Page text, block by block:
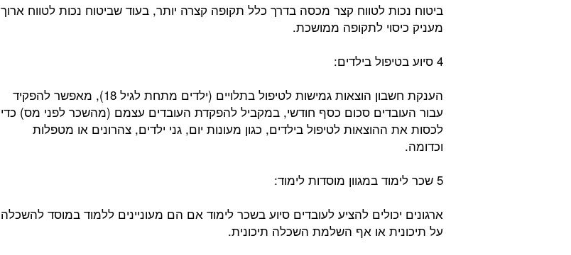
ביטוח נכות לטווח קצר מכסה בדרך כלל תקופה קצרה יותר, בעוד שביטוח נכות לטווח ארוך
מעניק כיסוי לתקופה ממושכת.
4 סיוע בטיפול בילדים:
הענקת חשבון הוצאות גמישות לטיפול בתלויים (ילדים מתחת לגיל 18), מאפשר להפקיד
עבור העובדים סכום כסף חודשי, במקביל להפקדת העובדים עצמם (מהשכר לפני מס) כדי
לכסות את ההוצאות לטיפול בילדים, כגון מעונות יום, גני ילדים, צהרונים או מטפלות
וכדומה.
5 שכר לימוד במגוון מוסדות לימוד:
ארגונים יכולים להציע לעובדים סיוע בשכר לימוד אם הם מעוניינים ללמוד במוסד להשכלה
על תיכונית או אף השלמת השכלה תיכונית.